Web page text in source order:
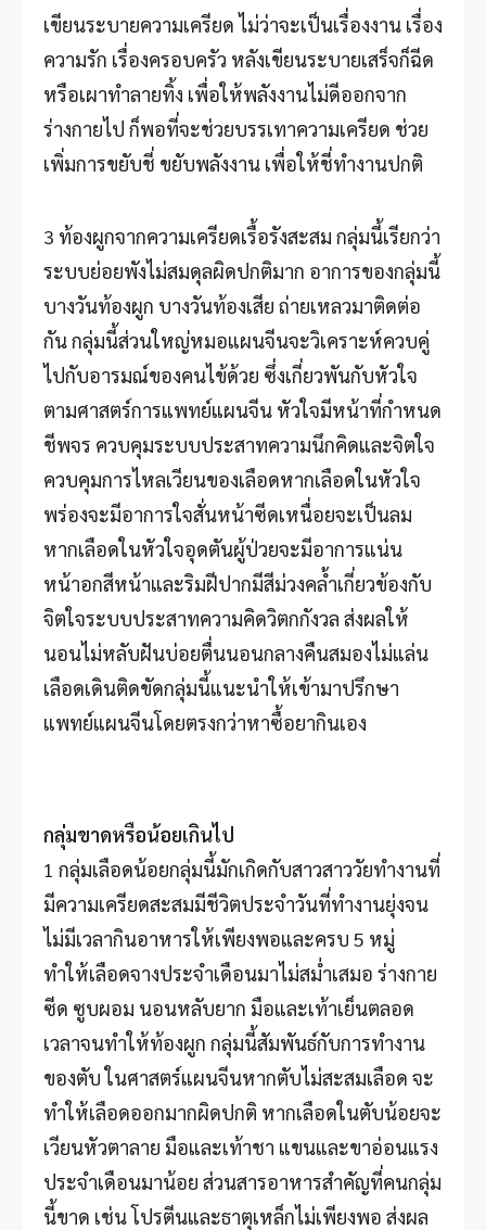
เขียนระบายความเครียด ไม่ว่าจะเป็นเรื่องงาน เรื่อง
ความรัก เรื่องครอบครัว หลังเขียนระบายเสร็จก็ฉีด
หรือเผาทำลายทิ้ง เพื่อให้พลังงานไม่ดีออกจาก
ร่างกายไป ก็พอที่จะช่วยบรรเทาความเครียด ช่วย
เพิ่มการขยับชี่ ขยับพลังงาน เพื่อให้ชี่ทำงานปกติ
3 ท้องผูกจากความเครียดเรื้อรังสะสม กลุ่มนี้เรียกว่า
ระบบย่อยพังไม่สมดุลผิดปกติมาก อาการของกลุ่มนี้
บางวันท้องผูก บางวันท้องเสีย ถ่ายเหลวมาติดต่อ
กัน กลุ่มนี้ส่วนใหญ่หมอแผนจีนจะวิเคราะห์ควบคู่
ไปกับอารมณ์ของคนไข้ด้วย ซึ่งเกี่ยวพันกับหัวใจ
ตามศาสตร์การแพทย์แผนจีน หัวใจมีหน้าที่กำหนด
ชีพจร ควบคุมระบบประสาทความนึกคิดและจิตใจ
ควบคุมการไหลเวียนของเลือดหากเลือดในหัวใจ
พร่องจะมีอาการใจสั่นหน้าซีดเหนื่อยจะเป็นลม
หากเลือดในหัวใจอุดตันผู้ป่วยจะมีอาการแน่น
หน้าอกสีหน้าและริมฝีปากมีสีม่วงคล้ำเกี่ยวข้องกับ
จิตใจระบบประสาทความคิดวิตกกังวล ส่งผลให้
นอนไม่หลับฝันบ่อยตื่นนอนกลางคืนสมองไม่แล่น
เลือดเดินติดขัดกลุ่มนี้แนะนำให้เข้ามาปรึกษา
แพทย์แผนจีนโดยตรงกว่าหาซื้อยากินเอง
กลุ่มขาดหรือน้อยเกินไป
1 กลุ่มเลือดน้อยกลุ่มนี้มักเกิดกับสาวสาววัยทำงานที่
มีความเครียดสะสมมีชีวิตประจำวันที่ทำงานยุ่งจน
ไม่มีเวลากินอาหารให้เพียงพอและครบ 5 หมู่
ทำให้เลือดจางประจำเดือนมาไม่สม่ำเสมอ ร่างกาย
ซีด ซูบผอม นอนหลับยาก มือและเท้าเย็นตลอด
เวลาจนทำให้ท้องผูก กลุ่มนี้สัมพันธ์กับการทำงาน
ของตับ ในศาสตร์แผนจีนหากตับไม่สะสมเลือด จะ
ทำให้เลือดออกมากผิดปกติ หากเลือดในตับน้อยจะ
เวียนหัวตาลาย มือและเท้าชา แขนและขาอ่อนแรง
ประจำเดือนมาน้อย ส่วนสารอาหารสำคัญที่คนกลุ่ม
นี้ขาด เช่น โปรตีนและธาตุเหล็กไม่เพียงพอ ส่งผล